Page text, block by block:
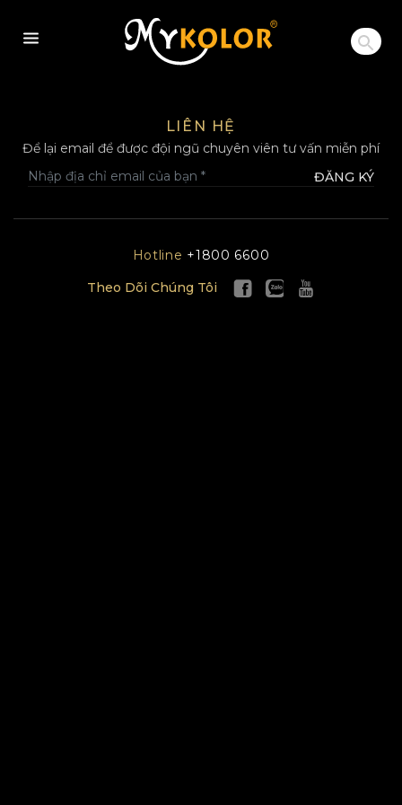
MYKOLOR
LIÊN HỆ
Để lại email để được đội ngũ chuyên viên tư vấn miễn phí
ĐĂNG KÝ
Hotline +1800 6600
Theo Dõi Chúng Tôi